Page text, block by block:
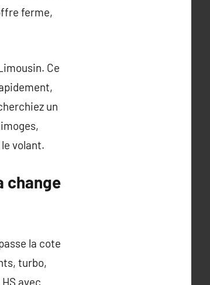
ferme,
Ce
un
volant.
change
la cote
turbo,
avec